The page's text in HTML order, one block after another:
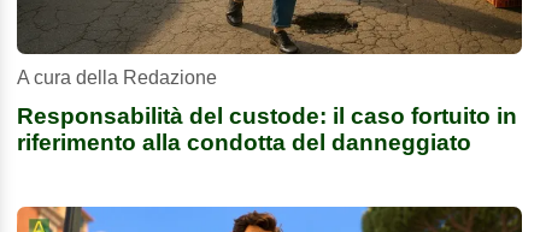
A cura della Redazione
Responsabilità del custode: il caso fortuito in
riferimento alla condotta del danneggiato